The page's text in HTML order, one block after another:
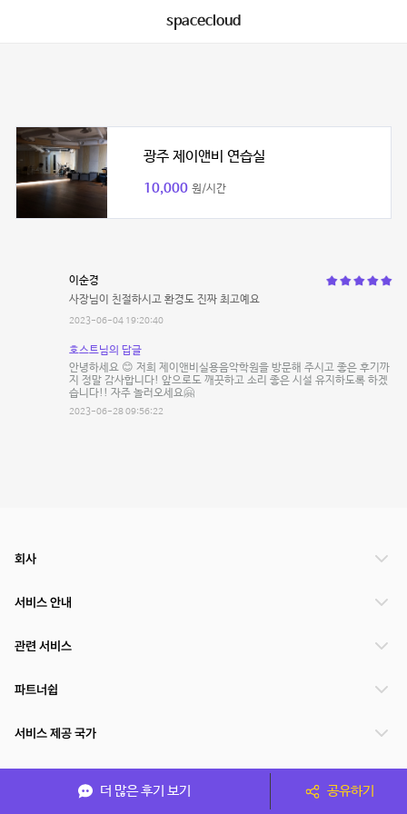
spacecloud
광주 제이앤비 연습실
10,000 원/시간
이순경
사장님이 친절하시고 환경도 진짜 최고예요
2023-06-04 19:20:40
호스트님의 답글
안녕하세요 😊 저희 제이앤비실용음악학원을 방문해 주시고 좋은 후기까
지 정말 감사합니다! 앞으로도 깨끗하고 소리 좋은 시설 유지하도록 하겠
습니다!! 자주 놀러오세요🤗
2023-06-28 09:56:22
더 많은 후기 보기 공유하기
회사
서비스 안내
관련 서비스
파트너쉽
서비스 제공 국가
(주)NSPACE 사업자정보